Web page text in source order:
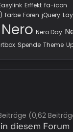
Erffekt fa-icon
farbe Foren jQuery
Nero Nero Day
Spende Theme
(0,62
diesem Forum